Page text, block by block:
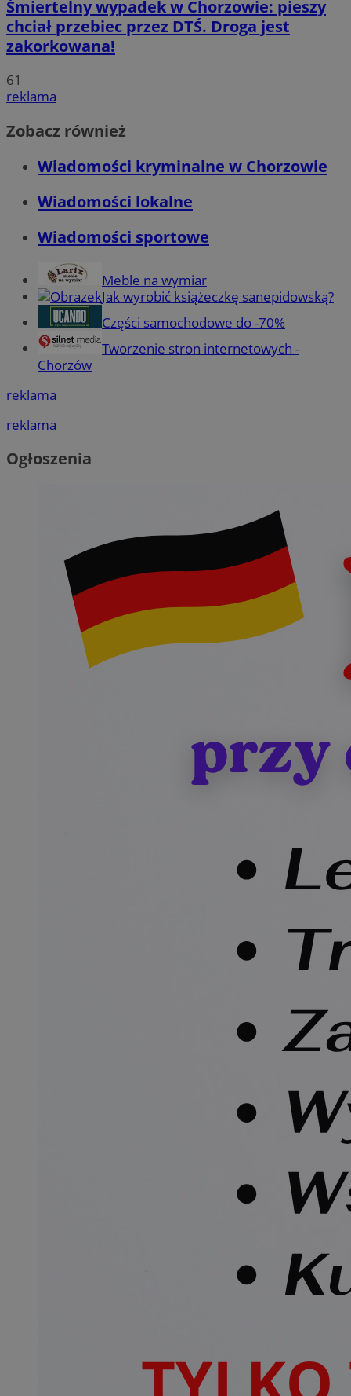
Śmiertelny wypadek w Chorzowie: pieszy
chciał przebiec przez DTŚ. Droga jest
zakorkowana!
61
reklama
Zobacz również
Wiadomości kryminalne w Chorzowie
Wiadomości lokalne
Wiadomości sportowe
Meble na wymiar
Jak wyrobić książeczkę sanepidowską?
Części samochodowe do -70%
Tworzenie stron internetowych -
Chorzów
reklama
reklama
Ogłoszenia